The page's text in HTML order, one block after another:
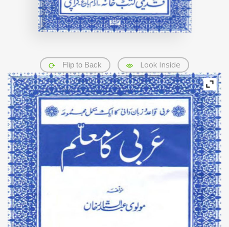
Flip to Back Look Inside